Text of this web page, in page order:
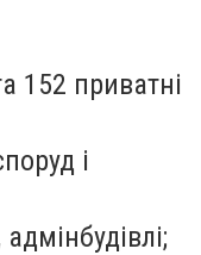
152 приватні
і